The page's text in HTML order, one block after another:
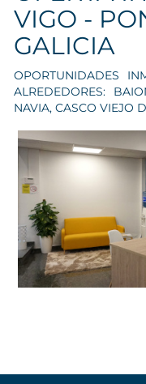
VIGO -
GALICIA
OPORTUNIDADES
ALREDEDORES:
NAVIA, CASCO VIEJO